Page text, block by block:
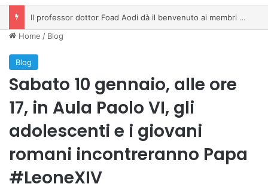
Il professor dottor Foad Aodi dà il benvenuto ai membri del Comitato per le Scienze delle Piramidi e le Scienze Archeologiche…
Home / Blog
Blog
Sabato 10 gennaio, alle ore
17, in Aula Paolo VI, gli
adolescenti e i giovani
romani incontreranno Papa
#LeoneXIV